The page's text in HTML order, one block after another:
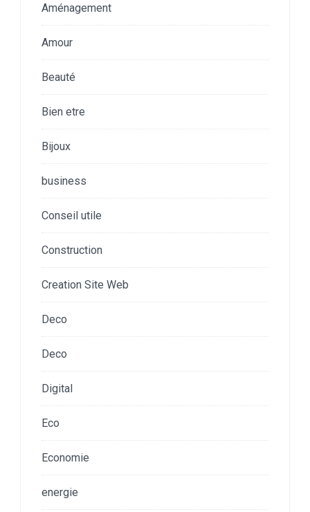
Aménagement
Amour
Beauté
Bien etre
Bijoux
business
Conseil utile
Construction
Creation Site Web
Deco
Deco
Digital
Eco
Economie
energie